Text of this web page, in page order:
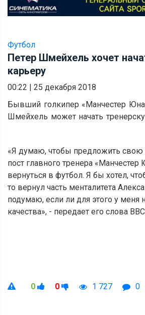
Футбол
Петер Шмейхель хочет
карьеру
00:22 | 25 декабря 2018
Бывший голкипер «Манчестер
Шмейхель может начать
«Я думаю, чтобы предложить свою
пост главного тренера «Манчестер
вернуться в футбол. Я бы хотел,
то вернул часть менталитета
подумаю, если ли для этого у меня
качества», - передает его слова
0 0 1 727 0